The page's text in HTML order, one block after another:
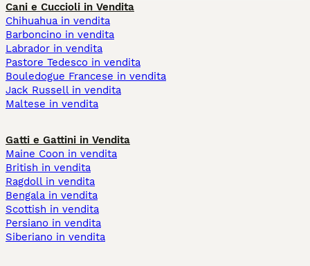
Cani e Cuccioli in Vendita
Chihuahua in vendita
Barboncino in vendita
Labrador in vendita
Pastore Tedesco in vendita
Bouledogue Francese in vendita
Jack Russell in vendita
Maltese in vendita
Gatti e Gattini in Vendita
Maine Coon in vendita
British in vendita
Ragdoll in vendita
Bengala in vendita
Scottish in vendita
Persiano in vendita
Siberiano in vendita